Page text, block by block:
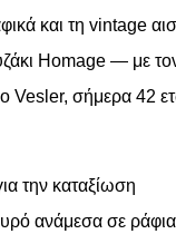
και τη vintage
Homage — με
Vesler, σήμερα 42
την καταξίωση
ανάμεσα σε